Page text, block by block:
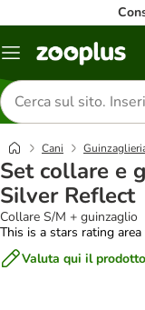
Overview
Cerca
prodotti
Cani
Set collare e
Silver Reflect
Collare S/M + guinzaglio
This is a stars rating
Valuta qui il prodotto